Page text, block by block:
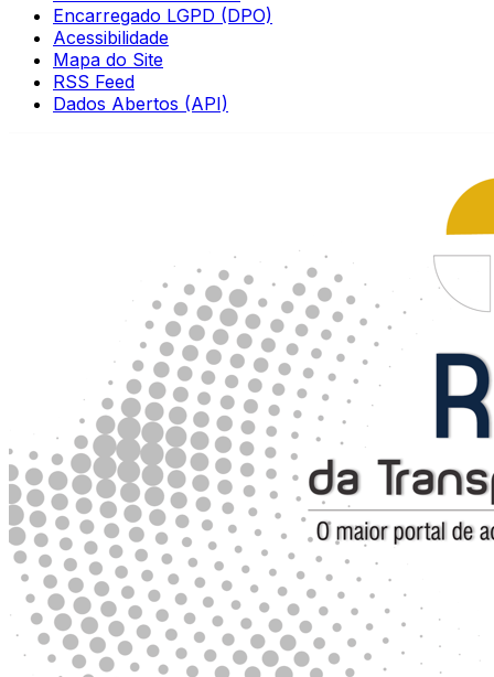
Encarregado LGPD (DPO)
Acessibilidade
Mapa do Site
RSS Feed
Dados Abertos (API)